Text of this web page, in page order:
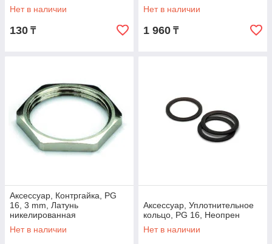
Нет в наличии
130 ₸
Нет в наличии
1 960 ₸
Аксессуар, Контргайка, PG
16, 3 mm, Латунь
никелированная
Нет в наличии
Аксессуар, Уплотнительное
кольцо, PG 16, Неопрен
Нет в наличии